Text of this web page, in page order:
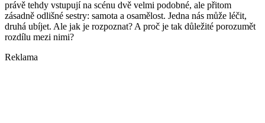
právě tehdy vstupují na scénu dvě velmi podobné, ale přitom
zásadně odlišné sestry: samota a osamělost. Jedna nás může léčit,
druhá ubíjet. Ale jak je rozpoznat? A proč je tak důležité porozumět
rozdílu mezi nimi?
Reklama